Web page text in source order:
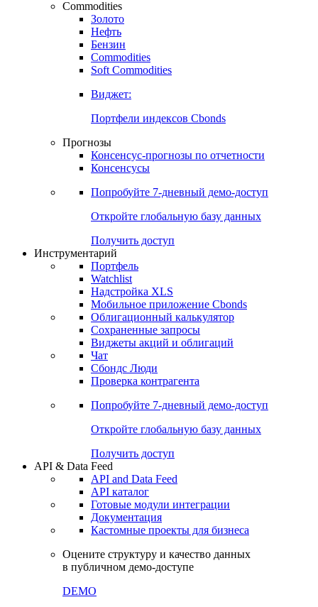
Commodities
Золото
Нефть
Бензин
Commodities
Soft Commodities
Виджет:
Портфели индексов Cbonds
Прогнозы
Консенсус-прогнозы по отчетности
Консенсусы
Попробуйте 7-дневный демо-доступ
Откройте глобальную базу данных
Получить доступ
Инструментарий
Портфель
Watchlist
Надстройка XLS
Мобильное приложение Cbonds
Облигационный калькулятор
Сохраненные запросы
Виджеты акций и облигаций
Чат
Сбондс Люди
Проверка контрагента
Попробуйте 7-дневный демо-доступ
Откройте глобальную базу данных
Получить доступ
API & Data Feed
API and Data Feed
API каталог
Готовые модули интеграции
Документация
Кастомные проекты для бизнеса
Оцените структуру и качество данных
в публичном демо-доступе
DEMO